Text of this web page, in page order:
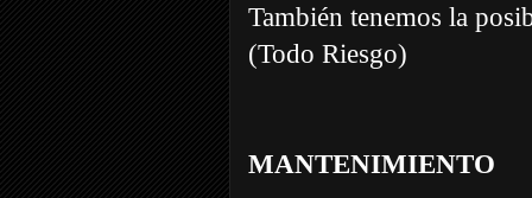
También tenemos la
(Todo Riesgo)
MANTENIMIENTO